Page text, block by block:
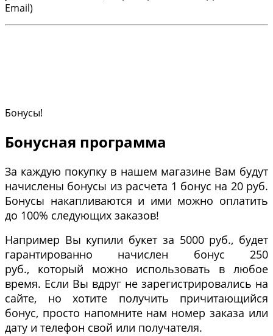
Email)
Бонусы!
Бонусная программа
За каждую покупку в нашем магазине Вам будут
начислены бонусы из расчета 1 бонус на 20 руб.
Бонусы накапливаются и ими можно оплатить
до 100% следующих заказов!
Например Вы купили букет за 5000 руб., будет
гарантированно начислен бонус 250
руб., который можно использовать в любое
время. Если Вы вдруг не зарегистрировались на
сайте, но хотите получить причитающийся
бонус, просто напомните нам номер заказа или
дату и телефон свой или получателя.